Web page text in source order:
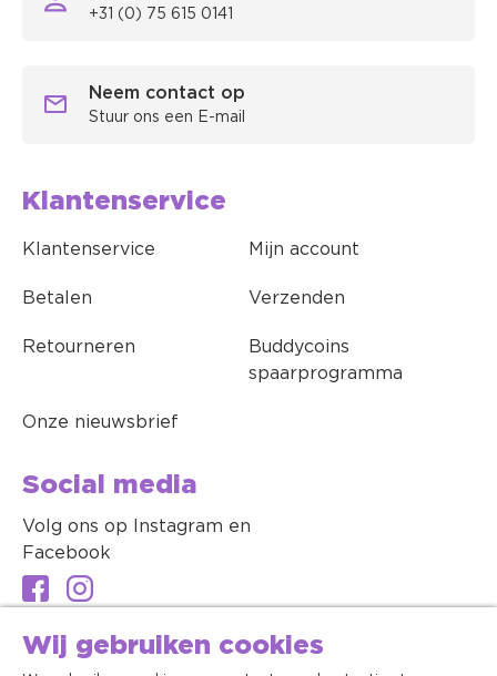
+31 (0) 75 615 0141
Neem contact op
Stuur ons een E-mail
Klantenservice
Klantenservice Mijn account
Betalen Verzenden
Retourneren
Buddycoins
spaarprogramma
Onze nieuwsbrief
Social media
Volg ons op Instagram en
Facebook
Wij gebruiken cookies